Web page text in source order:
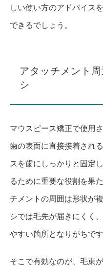
しい使い方のアドバイス
できるでしょう。
アタッチメント
シ
マウスピース矯正で使用
歯の表面に直接接着され
スを歯にしっかりと固定
るために重要な役割を果
チメントの周囲は形状が
シでは毛先が届きにくく
やすい箇所となりがちです
そこで有効なのが、毛束